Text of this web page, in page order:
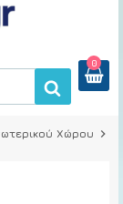
0
Χώρου chevron_right